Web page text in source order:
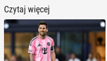
Czytaj więcej